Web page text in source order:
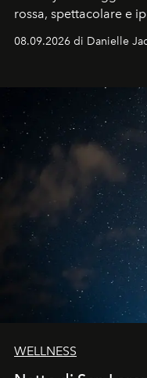
rossa, spettacolare e
08.09.2026 di Danielle
WELLNESS